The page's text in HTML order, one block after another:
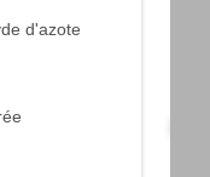
d'azote